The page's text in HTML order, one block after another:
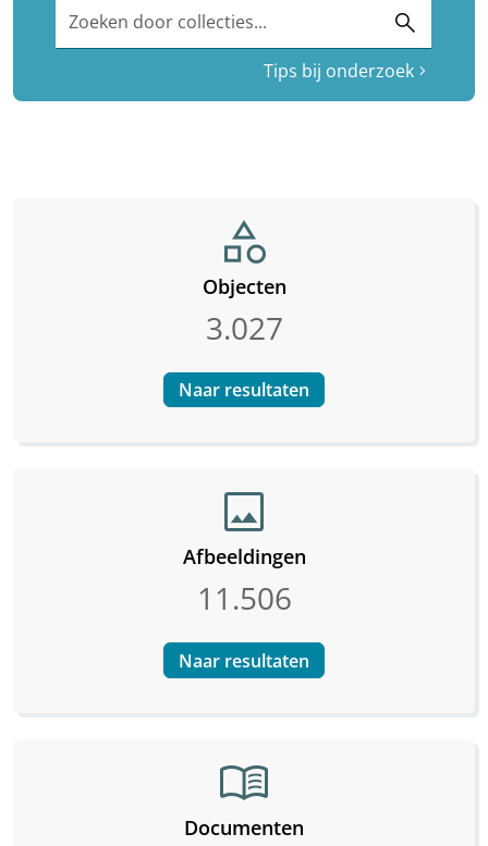
search
Tips bij onderzoek chevron_right
category
Objecten
3.027
Naar resultaten
image
Afbeeldingen
11.506
Naar resultaten
menu_book
Documenten